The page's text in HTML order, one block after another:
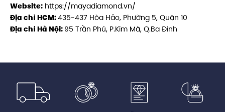
Website: https://mayadiamond.vn/
Địa chỉ HCM:435-437 Hòa Hảo, Phường 5, Quận 10
Địa chỉ Hà Nội: 95 Trần Phú, P.Kim Mã, Q.Ba Đình